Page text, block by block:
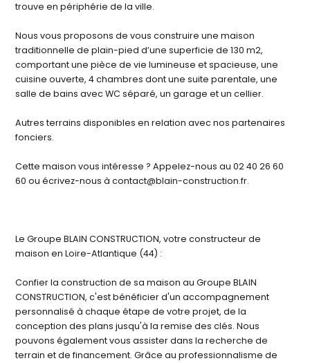
trouve en périphérie de la ville.
Nous vous proposons de vous construire une maison
traditionnelle de plain-pied d’une superficie de 130 m2,
comportant une pièce de vie lumineuse et spacieuse, une
cuisine ouverte, 4 chambres dont une suite parentale, une
salle de bains avec WC séparé, un garage et un cellier.
Autres terrains disponibles en relation avec nos partenaires
fonciers.
Cette maison vous intéresse ? Appelez-nous au 02 40 26 60
60 ou écrivez-nous à contact@blain-construction.fr.
Le Groupe BLAIN CONSTRUCTION, votre constructeur de
maison en Loire-Atlantique (44) :
Confier la construction de sa maison au Groupe BLAIN
CONSTRUCTION, c'est bénéficier d'un accompagnement
personnalisé à chaque étape de votre projet, de la
conception des plans jusqu'à la remise des clés. Nous
pouvons également vous assister dans la recherche de
terrain et de financement. Grâce au professionnalisme de